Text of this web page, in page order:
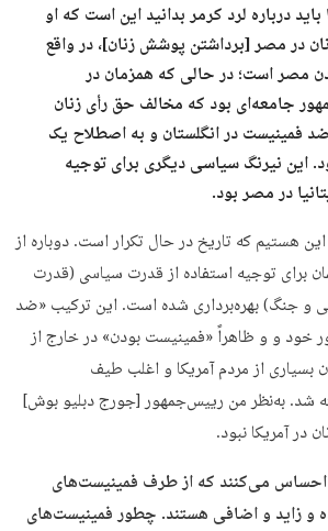
درباره لرد کرمر بدانید این است که او
در مصر [برداشتن پوشش زنان]، در واقع
مصر است؛ در حالی که همزمان در
جامعه‌ای بود که مخالف حق رأی زنان
ضد ‌فمینیست در انگلستان و به اصطلاح یک
این نیرنگ سیاسی دیگری برای توجیه
در مصر بود.
هستیم که تاریخ در حال تکرار است. دوباره از
برای توجیه استفاده از قدرت سیاسی (قدرت
و جنگ) بهره‌برداری شده است. این ترکیب «ضد
خود و و ظاهراً «فمینیست بودن» در خارج از
بسیاری از مردم آمریکا و اغلب طیف
شد. به‌نظر من رییس‌جمهور [جورج دبلیو بوش]
در آمریکا نبود.
احساس می‌کنند که از طرف فمینیست‌های
و زاید و اضافی هستند. چطور فمینیست‌های